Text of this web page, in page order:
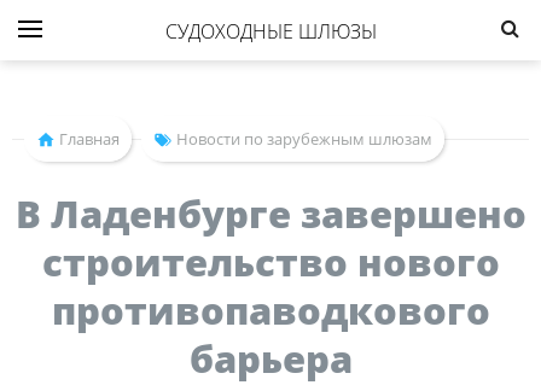
СУДОХОДНЫЕ ШЛЮЗЫ
Главная Новости по зарубежным шлюзам
В Ладенбурге завершено
строительство нового
противопаводкового
барьера